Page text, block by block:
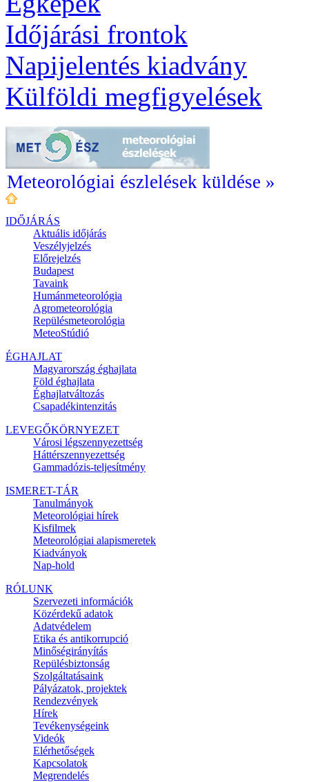
Időjárási frontok
Napijelentés kiadvány
Külföldi megfigyelések
Meteorológiai észlelések küldése »
IDŐJÁRÁS
Aktuális időjárás
Veszélyjelzés
Előrejelzés
Budapest
Tavaink
Humánmeteorológia
Agrometeorológia
Repülésmeteorológia
MeteoStúdió
ÉGHAJLAT
Magyarország éghajlata
Föld éghajlata
Éghajlatváltozás
Csapadékintenzitás
LEVEGŐKÖRNYEZET
Városi légszennyezettség
Háttérszennyezettség
Gammadózis-teljesítmény
ISMERET-TÁR
Tanulmányok
Meteorológiai hírek
Kisfilmek
Meteorológiai alapismeretek
Kiadványok
Nap-hold
RÓLUNK
Szervezeti információk
Közérdekű adatok
Adatvédelem
Etika és antikorrupció
Minőségirányítás
Repülésbiztonság
Szolgáltatásaink
Pályázatok, projektek
Rendezvények
Hírek
Tevékenységeink
Videók
Elérhetőségek
Kapcsolatok
Megrendelés